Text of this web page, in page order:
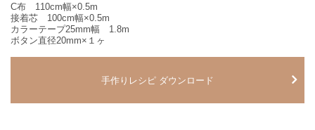
C布 110cm幅×0.5m
接着芯 100cm幅×0.5m
カラーテープ25mm幅 1.8m
ボタン直径20mm×１ヶ
手作りレシピ ダウンロード